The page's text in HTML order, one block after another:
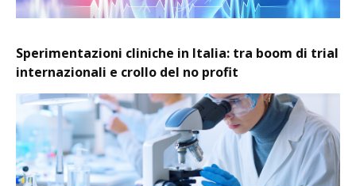
Sperimentazioni cliniche in Italia: tra boom di trial
internazionali e crollo del no profit